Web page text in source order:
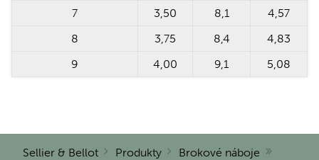
7
3,50 8,1
4,57
8
3,75 8,4
4,83
9
4,00 9,1 5,08
Sellier & Bellot Produkty Brokové náboje